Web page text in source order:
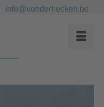
info@vonderhecken.be